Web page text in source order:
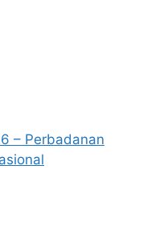
pemohon yang
ke
dan
yang telah
menerima
6 bulandari
mereka tidak
– Perbadanan